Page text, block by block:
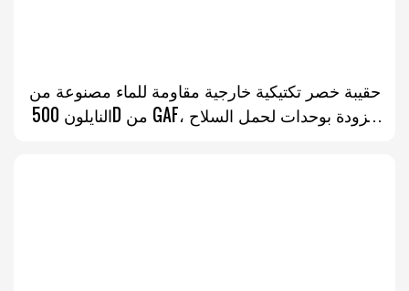
حقيبة خصر تكتيكية خارجية مقاومة للماء مصنوعة من
النايلون 500D من GAF، مزودة بوحدات لحمل السلاح